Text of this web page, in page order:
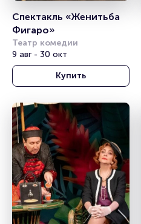
Спектакль «Женитьба
Фигаро»
Театр комедии
9 авг - 30 окт
Купить